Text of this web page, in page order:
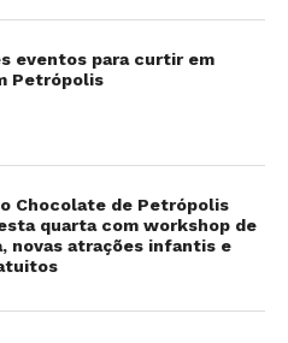
eventos para curtir em
Petrópolis
Chocolate de Petrópolis
quarta com workshop de
novas atrações infantis e